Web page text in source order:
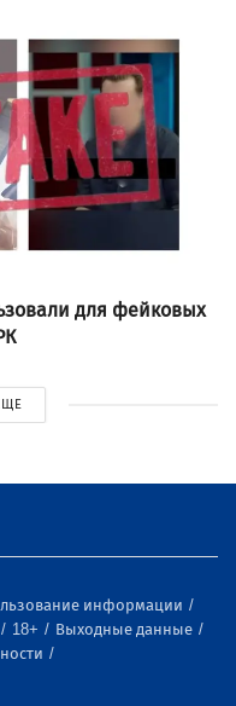
для фейковых
информации
18+
Выходные данные